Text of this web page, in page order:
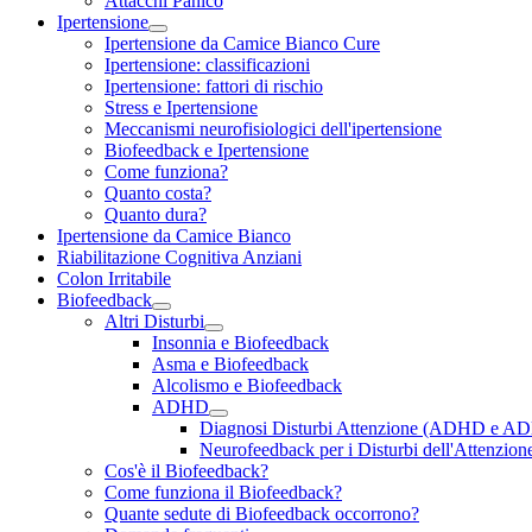
Ipertensione
Ipertensione da Camice Bianco Cure
Ipertensione: classificazioni
Ipertensione: fattori di rischio
Stress e Ipertensione
Meccanismi neurofisiologici dell'ipertensione
Biofeedback e Ipertensione
Come funziona?
Quanto costa?
Quanto dura?
Ipertensione da Camice Bianco
Riabilitazione Cognitiva Anziani
Colon Irritabile
Biofeedback
Altri Disturbi
Insonnia e Biofeedback
Asma e Biofeedback
Alcolismo e Biofeedback
ADHD
Diagnosi Disturbi Attenzione (ADHD e
Neurofeedback per i Disturbi
Cos'è il Biofeedback?
Come funziona il Biofeedback?
Quante sedute di Biofeedback occorrono?